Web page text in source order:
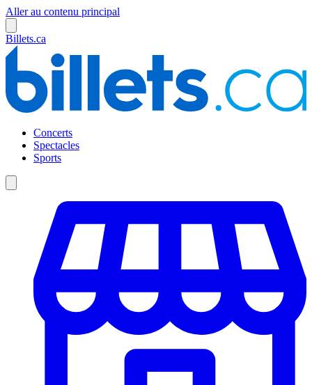
Aller au contenu principal
Billets.ca
Concerts
Spectacles
Sports